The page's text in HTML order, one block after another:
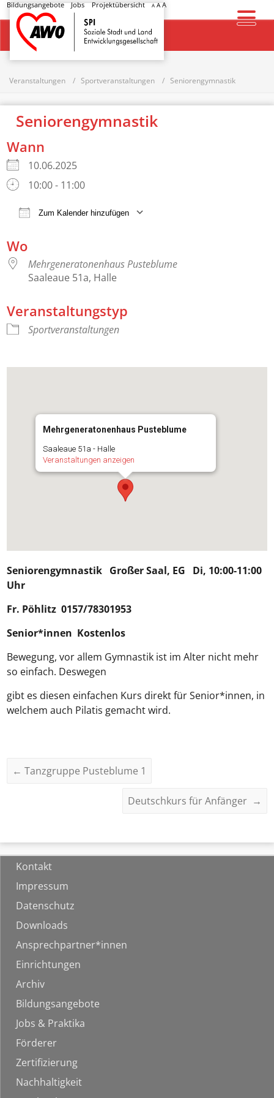
Bildungsangebote Jobs Projektübersicht A AA
Startseite
Veranstaltungen Sportveranstaltungen Seniorengymnastik
Seniorengymnastik
Wann
10.06.2025
10:00 - 11:00
Zum Kalender hinzufügen
Wo
Mehrgeneratonenhaus Pusteblume
Saaleaue 51a, Halle
Veranstaltungstyp
Sportveranstaltungen
Mehrgeneratonenhaus Pusteblume
Saaleaue 51a - Halle
Veranstaltungen anzeigen
Seniorengymnastik Großer Saal, EG Di, 10:00-11:00
Uhr
Fr. Pöhlitz 0157/78301953
Senior*innen Kostenlos
Bewegung, vor allem Gymnastik ist im Alter nicht mehr
so einfach. Deswegen
gibt es diesen einfachen Kurs direkt für Senior*innen, in
welchem auch Pilatis gemacht wird.
← Tanzgruppe Pusteblume 1
Deutschkurs für Anfänger →
Kontakt
Impressum
Datenschutz
Downloads
Ansprechpartner*innen
Einrichtungen
Archiv
Bildungsangebote
Jobs & Praktika
Förderer
Zertifizierung
Nachhaltigkeit